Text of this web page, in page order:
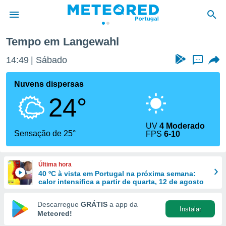
da
foi
fornecidas
a este
das
e
forma
digital
Tempo em Langewahl
14:49 Sábado ...
Nuvens dispersas
24°
Sensação de 25°
UV4 Moderado
FPS6-10
Última hora
40 ºC à vista em Portugal na próxima semana:
calor intensifica a partir de quarta, 12 de agosto
Descarregue GRÁTIS a app da
Meteored!
Instalar